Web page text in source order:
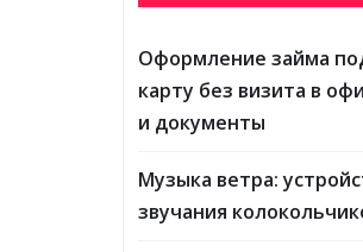
Оформление займа
карту без визита в
и документы
Музыка ветра:
звучания